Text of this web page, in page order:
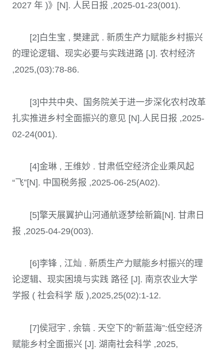
2027 年 )》[N]. 人民日报 ,2025-01-23(001).
[2]白生宝 , 樊建武 . 新质生产力赋能乡村振兴
的理论逻辑、现实必要与实践进路 [J]. 农村经济
,2025,(03):78-86.
[3]中共中央、国务院关于进一步深化农村改革
扎实推进乡村全面振兴的意见 [N].人民日报 ,2025-
02-24(001).
[4]金琳 , 王维妙 . 甘肃低空经济企业乘风起
“飞”[N]. 中国税务报 ,2025-06-25(A02).
[5]擎天展翼护山河通航逐梦绘新篇[N]. 甘肃日
报 ,2025-04-29(003).
[6]李锋 , 江灿 . 新质生产力赋能乡村振兴的理
论逻辑、现实困境与实践 路径 [J]. 南京农业大学
学报 ( 社会科学 版 ),2025,25(02):1-12.
[7]侯冠宇 , 余镐 . 天空下的“新蓝海”:低空经济
赋能乡村全面振兴 [J]. 湖南社会科学 ,2025,